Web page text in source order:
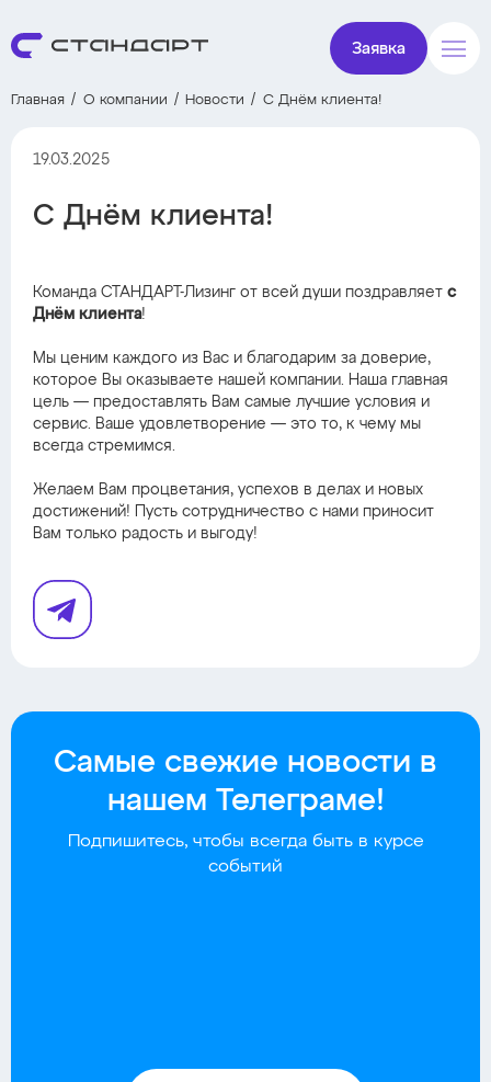
Заявка
Главная О компании Новости С Днём клиента!
19.03.2025
С Днём клиента!
Команда СТАНДАРТ-Лизинг от всей души поздравляет с
Днём клиента!
Мы ценим каждого из Вас и благодарим за доверие,
которое Вы оказываете нашей компании. Наша главная
цель — предоставлять Вам самые лучшие условия и
сервис. Ваше удовлетворение — это то, к чему мы
всегда стремимся.
Желаем Вам процветания, успехов в делах и новых
достижений! Пусть сотрудничество с нами приносит
Вам только радость и выгоду!
Самые свежие новости в
нашем Телеграме!
Подпишитесь, чтобы всегда быть в курсе
событий